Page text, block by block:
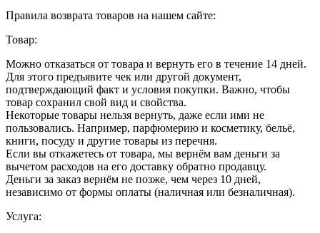
Правила возврата товаров на нашем сайте:
Товар:
Можно отказаться от товара и вернуть его в течение 14 дней.
Для этого предъявите чек или другой документ,
подтверждающий факт и условия покупки. Важно, чтобы
товар сохранил свой вид и свойства.
Некоторые товары нельзя вернуть, даже если ими не
пользовались. Например, парфюмерию и косметику, бельё,
книги, посуду и другие товары из перечня.
Если вы откажетесь от товара, мы вернём вам деньги за
вычетом расходов на его доставку обратно продавцу.
Деньги за заказ вернём не позже, чем через 10 дней,
независимо от формы оплаты (наличная или безналичная).
Услуга: